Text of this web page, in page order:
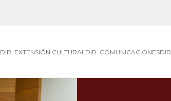
DIR. EXTENSIÓN CULTURAL DIR. COMUNICACIONES